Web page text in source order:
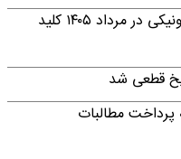
خبر فوری؛ افزایش اعتبار کالابرگ الکترونیکی در مرداد ۱۴۰۵ کلید
قطعی شد
پرداخت مطالبات